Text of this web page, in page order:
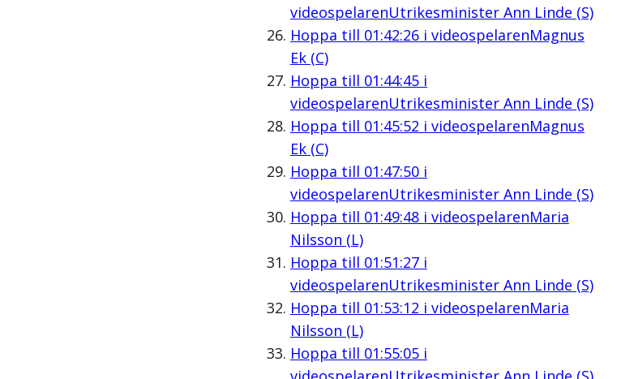
videospelarenUtrikesminister Ann Linde (S)
Hoppa till 01:42:26i videospelarenMagnus
Ek (C)
Hoppa till 01:44:45i
videospelarenUtrikesminister Ann Linde (S)
Hoppa till 01:45:52 i videospelarenMagnus
Ek (C)
Hoppa till 01:47:50i
videospelarenUtrikesminister Ann Linde (S)
Hoppa till 01:49:48i videospelarenMaria
Nilsson (L)
Hoppa till 01:51:27i
videospelarenUtrikesminister Ann Linde (S)
Hoppa till 01:53:12 i videospelarenMaria
Nilsson (L)
Hoppa till 01:55:05i